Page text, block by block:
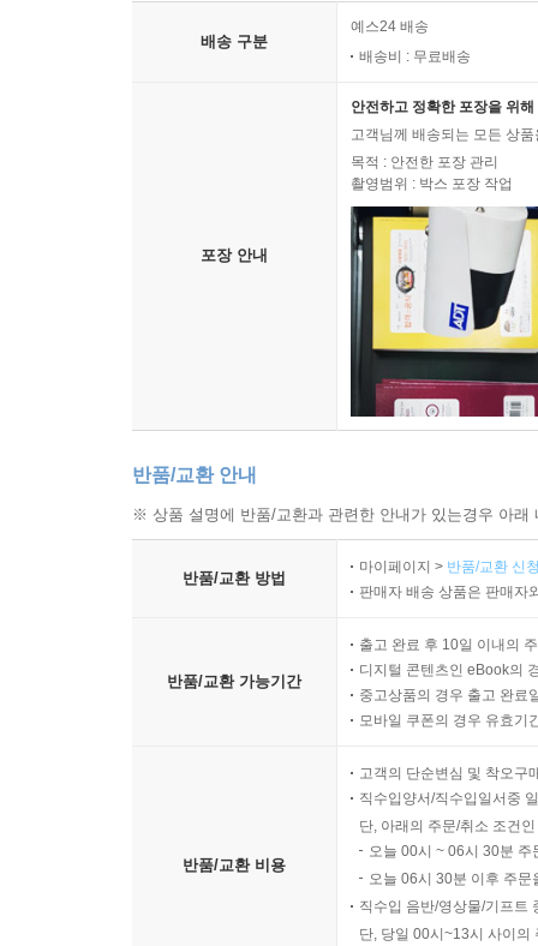
배송 구분
예스24 배송
배송비 : 무료배송
포장 안내
안전하고 정확한 포장을 위
고객님께 배송되는 모든 상
목적 : 안전한 포장 관리
촬영범위 : 박스 포장 작업
반품/교환 안내
※ 상품 설명에 반품/교환과 관련한 안내가 있는경우 아
반품/교환 방법
마이페이지 > 반품/교환 신
판매자 배송 상품은 판매자
반품/교환 가능기간
출고 완료 후 10일 이내의
디지털 콘텐츠인 eBook의
중고상품의 경우 출고 완료
모바일 쿠폰의 경우 유효기
반품/교환 비용
고객의 단순변심 및 착오구
직수입양서/직수입일서중
단, 아래의 주문/취소 조건
오늘 00시 ~ 06시 30분
오늘 06시 30분 이후 주
직수입 음반/영상물/기프트
단, 당일 00시~13시 사이의